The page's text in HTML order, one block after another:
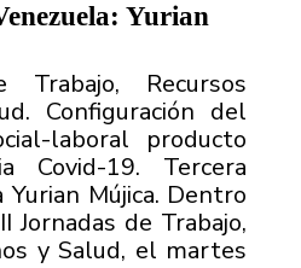
Yurian
Trabajo, Recursos
Configuración del
laboral producto
Covid-19. Tercera
Yurian Mújica. Dentro
Jornadas de Trabajo,
y Salud, el martes